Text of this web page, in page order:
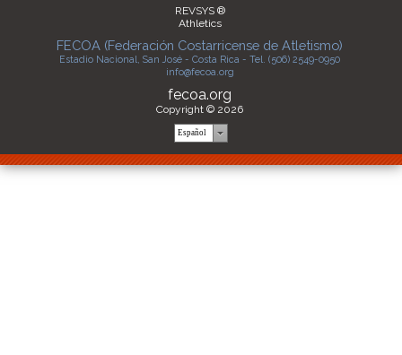
REVSYS ®
Athletics
FECOA (Federación Costarricense de Atletismo)
Estadio Nacional, San José - Costa Rica - Tel. (506) 2549-0950
info@fecoa.org
fecoa.org
Copyright © 2026